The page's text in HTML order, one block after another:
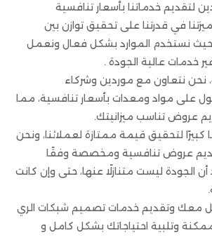
لتقديم خدماتنا بأسعار تنافسية
في قدرتنا على تحقيق توازن بين
حيث نستخدم الموارد بشكل فعال ونعمل
خدمات عالية الجودة .
نحن نتعاون مع موردين وشركاء
على مواد ومعدات بأسعار تنافسية، مما
عروض تناسب ميزانيتك.
كبيرًا لتحقيق قيمة ممتازة لعملائنا، ونحن
عروض تنافسية ومخصصة وفقًا
أن الجودة ليست متنازلًا عنها، حتى وإن كانت
معك وتقديم خدمات تصميم شبكات الري
وتلبية احتياجاتك بشكل كامل و